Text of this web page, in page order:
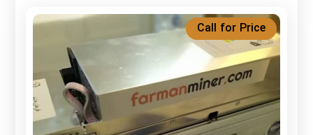
Call for Price